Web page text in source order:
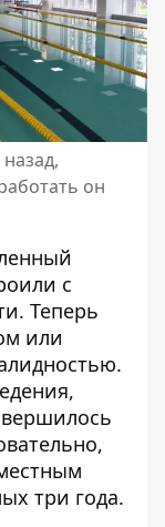
он
с
Теперь
или
три года.